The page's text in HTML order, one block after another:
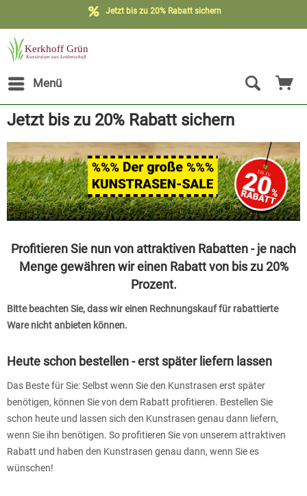
Jetzt bis zu 20% Rabatt sichern
Menü
Jetzt bis zu 20% Rabatt sichern
Profitieren Sie nun von attraktiven Rabatten - je nach
Menge gewähren wir einen Rabatt von bis zu 20%
Prozent.
Bitte beachten Sie, dass wir einen Rechnungskauf für rabattierte
Ware nicht anbieten können.
Heute schon bestellen - erst später liefern lassen
Das Beste für Sie: Selbst wenn Sie den Kunstrasen erst später
benötigen, können Sie von dem Rabatt profitieren. Bestellen Sie
schon heute und lassen sich den Kunstrasen genau dann liefern,
wenn Sie ihn benötigen. So profitieren Sie von unserem attraktiven
Rabatt und haben den Kunstrasen genau dann, wenn Sie es
wünschen!